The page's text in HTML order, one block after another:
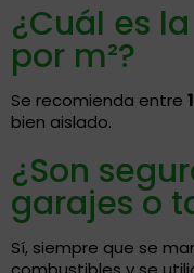
¿Cuál es
por m²?
Se recomienda entre
bien aislado.
¿Son
garajes o
Sí, siempre que se